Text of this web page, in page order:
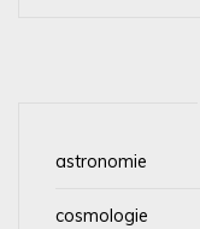
astronomie
cosmologie